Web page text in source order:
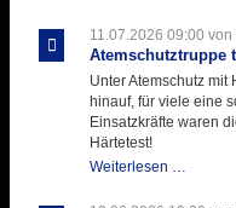
für
der
11.07.2026 09:00 von
Atemschutztruppe
Unter Atemschutz
hinauf, für viele eine
Einsatzkräfte waren
Härtetest!
Weiterlesen …